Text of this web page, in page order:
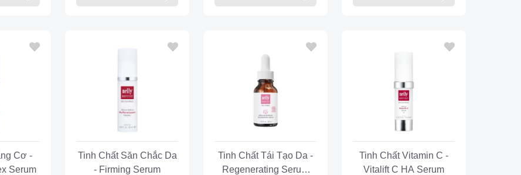
Cơ -
Serum
Tinh Chất Săn Chắc Da
- Firming Serum
Tinh Chất Tái Tạo Da -
Regenerating Serum
Tinh Chất Vitamin C -
Vitalift C HA Serum